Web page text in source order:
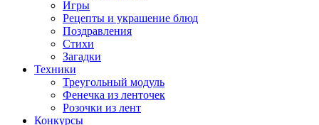
Игры
Рецепты и украшение блюд
Поздравления
Стихи
Загадки
Техники
Треугольный модуль
Фенечка из ленточек
Розочки из лент
Конкурсы